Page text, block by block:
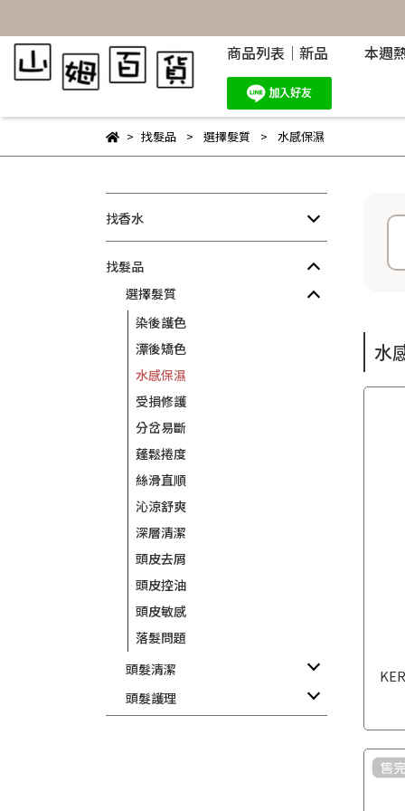
商品列表｜新品 本週
找髮品 選擇髮質 水感保濕
找香水
找髮品
選擇髮質
染後護色
漂後矯色
水感保濕
受損修護
分岔易斷
蓬鬆捲度
絲滑直順
沁涼舒爽
深層清潔
頭皮去屑
頭皮控油
頭皮敏感
落髮問題
頭髮清潔
頭髮護理
水